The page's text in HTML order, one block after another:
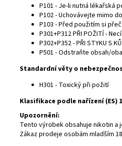
P101 - Je-li nutná lékařská
P102 - Uchovávejte mimo
P103 - Před použitím si
P301+P312 PŘI POŽITÍ -
P302+P352 - PŘI STYKU S
P501 - Odstraňte obsah/
Standardní věty o
H301 - Toxický při požití
Klasifikace podle nařízení (ES)
Upozornění:
Tento výrobek obsahuje nikotin a
Zákaz prodeje osobám mladším